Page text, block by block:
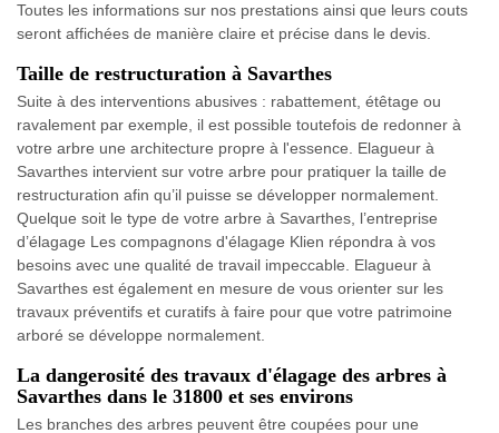
Toutes les informations sur nos prestations ainsi que leurs couts
seront affichées de manière claire et précise dans le devis.
Taille de restructuration à Savarthes
Suite à des interventions abusives : rabattement, étêtage ou
ravalement par exemple, il est possible toutefois de redonner à
votre arbre une architecture propre à l'essence. Elagueur à
Savarthes intervient sur votre arbre pour pratiquer la taille de
restructuration afin qu’il puisse se développer normalement.
Quelque soit le type de votre arbre à Savarthes, l’entreprise
d’élagage Les compagnons d'élagage Klien répondra à vos
besoins avec une qualité de travail impeccable. Elagueur à
Savarthes est également en mesure de vous orienter sur les
travaux préventifs et curatifs à faire pour que votre patrimoine
arboré se développe normalement.
La dangerosité des travaux d'élagage des arbres à
Savarthes dans le 31800 et ses environs
Les branches des arbres peuvent être coupées pour une